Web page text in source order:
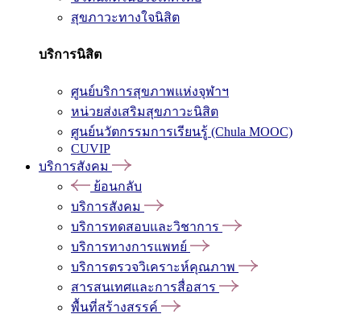
สุขภาวะทางใจนิสิต
บริการนิสิต
ศูนย์บริการสุขภาพแห่งจุฬาฯ
หน่วยส่งเสริมสุขภาวะนิสิต
ศูนย์นวัตกรรมการเรียนรู้ (Chula MOOC)
CUVIP
บริการสังคม
ย้อนกลับ
บริการสังคม
บริการทดสอบและวิชาการ
บริการทางการแพทย์
บริการตรวจวิเคราะห์คุณภาพ
สารสนเทศและการสื่อสาร
พื้นที่สร้างสรรค์